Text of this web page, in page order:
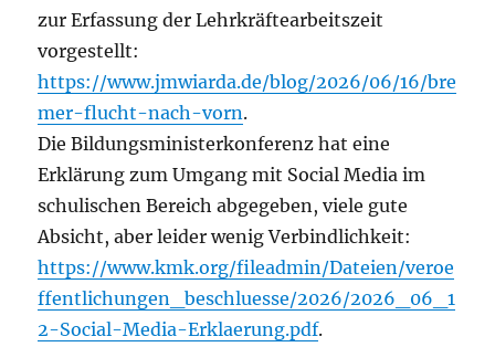
zur Erfassung der Lehrkräftearbeitszeit
vorgestellt:
https://www.jmwiarda.de/blog/2026/06/16/bre
mer-flucht-nach-vorn.
Die Bildungsministerkonferenz hat eine
Erklärung zum Umgang mit Social Media im
schulischen Bereich abgegeben, viele gute
Absicht, aber leider wenig Verbindlichkeit:
https://www.kmk.org/fileadmin/Dateien/veroe
ffentlichungen_beschluesse/2026/2026_06_1
2-Social-Media-Erklaerung.pdf.